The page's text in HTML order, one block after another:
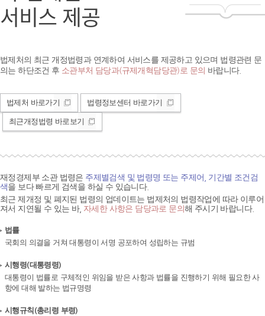
서비스 제공
법제처의 최근 개정법령과 연계하여 서비스를 제공하고 있으며 법령관련 문
의는 하단조건 후 소관부처 담당과(규제개혁담당관)로 문의 바랍니다.
법제처 바로가기 법령정보센터 바로가기
최근개정법령 바로보기
재정경제부 소관 법령은 주제별검색 및 법령명 또는 주제어, 기간별 조건검
색을 보다 빠르게 검색을 하실 수 있습니다.
최근 제개정 및 폐지된 법령의 업데이트는 법제처의 법령작업에 따라 이루어
져서 지연될 수 있는 바, 자세한 사항은 담당과로 문의해 주시기 바랍니다.
법률
국회의 의결을 거쳐 대통령이 서명 공포하여 성립하는 규범
시행령(대통령령)
대통령이 법률로 구체적인 위임을 받은 사항과 법률을 진행하기 위해 필요한 사
항에 대해 발하는 법규명령
시행규칙(총리령 부령)